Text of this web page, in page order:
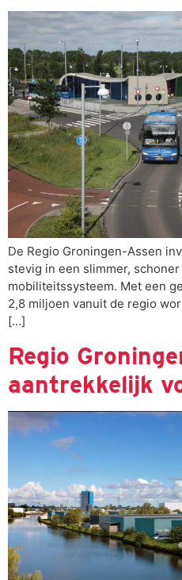
De Regio Groningen-Assen
stevig in een slimmer,
mobiliteitssysteem. Met een
2,8 miljoen vanuit de regio
[…]
Regio
aantrekkelijk